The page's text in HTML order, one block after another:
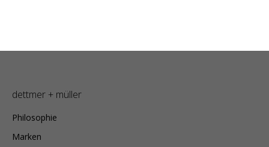
dettmer + müller
Philosophie
Marken